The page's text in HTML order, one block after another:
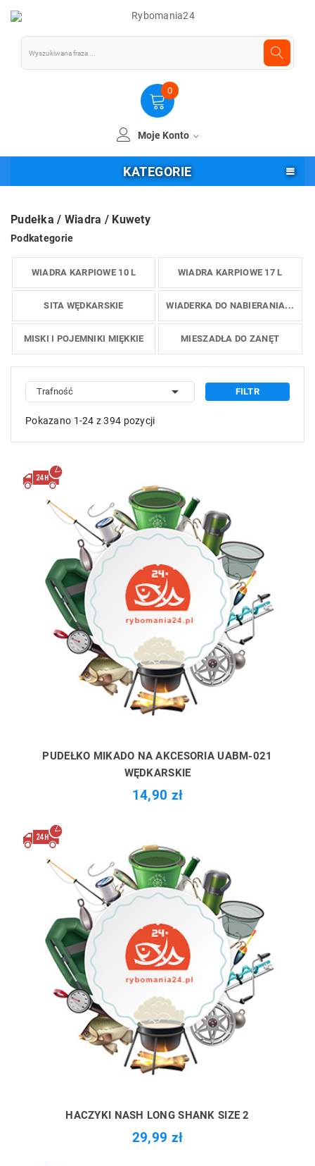
0
Moje Konto
KATEGORIE
Pudełka / Wiadra / Kuwety
Podkategorie
WIADRA KARPIOWE 10 L WIADRA KARPIOWE 17 L
SITA WĘDKARSKIE WIADERKA DO NABIERANIA...
MISKI I POJEMNIKI MIĘKKIE MIESZADŁA DO ZANĘT
Trafność  FILTR
Pokazano 1-24 z 394 pozycji
PUDEŁKO MIKADO NA AKCESORIA UABM-021
WĘDKARSKIE
14,90 zł
HACZYKI NASH LONG SHANK SIZE 2
29,99 zł